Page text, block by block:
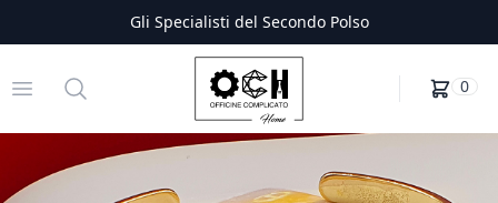
Gli Specialisti del Secondo Polso
Open menu
Search
Officine Complicato
0